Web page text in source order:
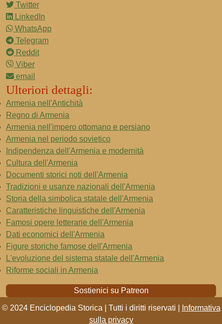
Twitter
LinkedIn
WhatsApp
Telegram
Reddit
Viber
email
Ulteriori dettagli:
Armenia nell'Antichità
Regno di Armenia
Armenia nell'impero ottomano e persiano
Armenia nel periodo sovietico
Indipendenza dell'Armenia e modernità
Cultura dell'Armenia
Documenti storici noti dell'Armenia
Tradizioni e usanze nazionali dell'Armenia
Storia della simbolica statale dell'Armenia
Caratteristiche linguistiche dell'Armenia
Famosi opere letterarie dell'Armenia
Dati economici dell'Armenia
Figure storiche famose dell'Armenia
L'evoluzione del sistema statale dell'Armenia
Riforme sociali in Armenia
Sostienici su Patreon
© 2024 Enciclopedia Storica | Tutti i diritti riservati |
Informativa
sulla privacy